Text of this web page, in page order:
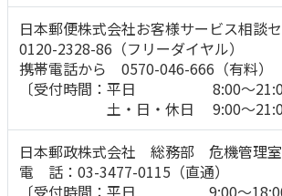
日本郵便株式会社お客様サービス相談
0120-2328-86（フリーダイヤル）
携帯電話から 0570-046-666（有料）
〔受付時間：平日 8:00～
土・日・休日 9:00～21:00
日本郵政株式会社 総務部 危機管理室
電 話：03-3477-0115（直通）
〔受付時間：平日 9:00～18:00